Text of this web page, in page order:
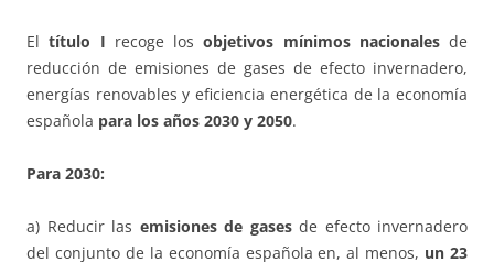
Eltítulo I recoge losobjetivos mínimos nacionalesde
reducción de emisiones de gases de efecto invernadero,
energías renovables y eficiencia energética de la economía
española para los años 2030 y 2050.
Para 2030:
a) Reducir las emisiones de gasesde efecto invernadero
del conjunto de la economía española en, al menos, un 23